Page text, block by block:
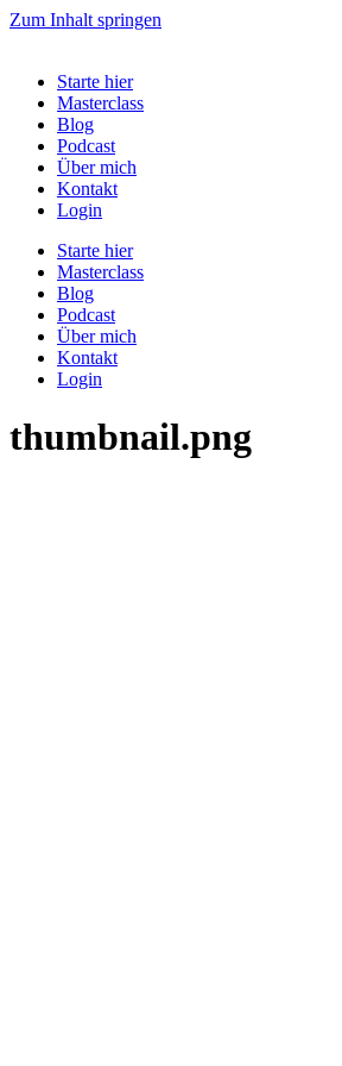
Zum Inhalt springen
Starte hier
Masterclass
Blog
Podcast
Über mich
Kontakt
Login
Starte hier
Masterclass
Blog
Podcast
Über mich
Kontakt
Login
thumbnail.png